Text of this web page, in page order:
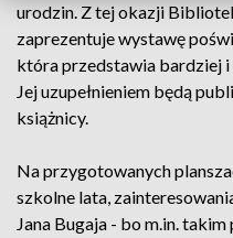
urodzin. Z tej okazji
zaprezentuje wystawę
która przedstawia bardziej i
Jej uzupełnieniem będą
książnicy.
Na przygotowanych
szkolne lata,
Jana Bugaja - bo m.in. takim